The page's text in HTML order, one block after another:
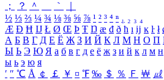
；
？ ＾ ｀
½ ⅓ ⅔ ¼ ¾ ⅛ ⅜ ⅝ ⅞ ¹ ² ³ ⁴ ⁿ ₁ ₂ ₃ ₄
Æ Ð Ħ Ĳ Ł Ø Œ Þ Ŧ Ŋ æ đ ð ħ ı ĳ ĸ ŀ ł
А Б В Г Д Е Ё Ж З И Й К Л М Н О П
Ы Ь Э Ю Я а б в г д е ё ж з и й к л м н
ы ь э ю я
′ ″ ℃ Å ￠ ￡ ￥ ¤ ℉ ‰ ＄ ％ Ｆ ￦ ㎕